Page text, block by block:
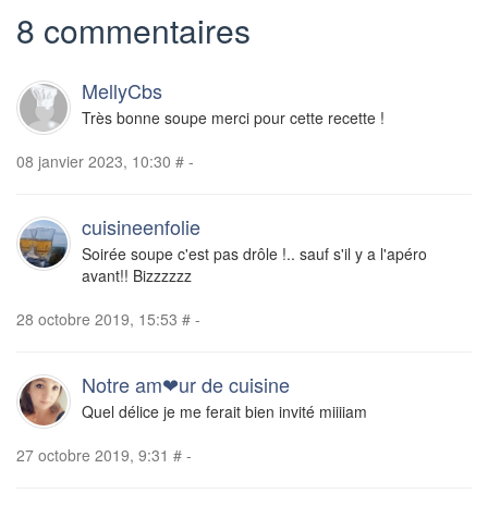
8 commentaires
MellyCbs
Très bonne soupe merci pour cette recette !
08 janvier 2023, 10:30 # -
cuisineenfolie
Soirée soupe c'est pas drôle !.. sauf s'il y a l'apéro
avant!! Bizzzzzz
28 octobre 2019, 15:53 # -
Notre am❤ur de cuisine
Quel délice je me ferait bien invité miiiiam
27 octobre 2019, 9:31 # -